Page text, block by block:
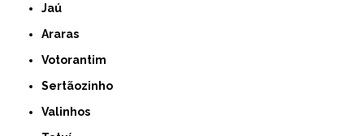
Jaú
Araras
Votorantim
Sertãozinho
Valinhos